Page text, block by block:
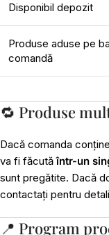
Disponibil depozit
Produse aduse pe
comandă
🔁 Produse
Dacă comanda
va fi făcutăîntr-un
sunt pregătite. Dacă
contactați pentru
📍 Program